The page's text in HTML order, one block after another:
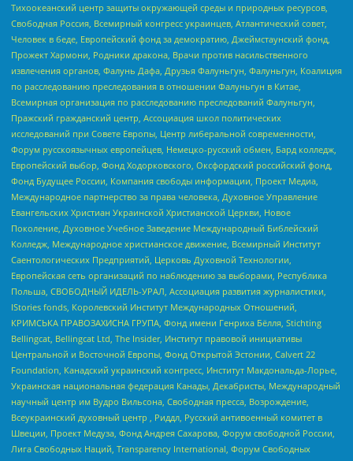
Тихоокеанский центр защиты окружающей среды и природных ресурсов,
Свободная Россия, Всемирный конгресс украинцев, Атлантический совет,
Человек в беде, Европейский фонд за демократию, Джеймстаунский фонд,
Прожект Хармони, Родники дракона, Врачи против насильственного
извлечения органов, Фалунь Дафа, Друзья Фалуньгун, Фалуньгун, Коалиция
по расследованию преследования в отношении Фалуньгун в Китае,
Всемирная организация по расследованию преследований Фалуньгун,
Пражский гражданский центр, Ассоциация школ политических
исследований при Совете Европы, Центр либеральной современности,
Форум русскоязычных европейцев, Немецко-русский обмен, Бард колледж,
Европейский выбор, Фонд Ходорковского, Оксфордский российский фонд,
Фонд Будущее России, Компания свободы информации, Проект Медиа,
Международное партнерство за права человека, Духовное Управление
Евангельских Христиан Украинской Христианской Церкви, Новое
Поколение, Духовное Учебное Заведение Международный Библейский
Колледж, Международное христианское движение, Всемирный Институт
Саентологических Предприятий, Церковь Духовной Технологии,
Европейская сеть организаций по наблюдению за выборами, Республика
Польша, СВОБОДНЫЙ ИДЕЛЬ-УРАЛ, Ассоциация развития журналистики,
IStories fonds, Королевский Институт Международных Отношений,
КРИМСЬКА ПРАВОЗАХИСНА ГРУПА, Фонд имени Генриха Бёлля, Stichting
Bellingcat, Bellingcat Ltd, The Insider, Институт правовой инициативы
Центральной и Восточной Европы, Фонд Открытой Эстонии, Calvert 22
Foundation, Канадский украинский конгресс, Институт Макдональда-Лорье,
Украинская национальная федерация Канады, Декабристы, Международный
научный центр им Вудро Вильсона, Свободная пресса, Возрождение,
Всеукраинский духовный центр , Риддл, Русский антивоенный комитет в
Швеции, Проект Медуза, Фонд Андрея Сахарова, Форум свободной России,
Лига Свободных Наций, Transparеncy International, Форум Свободных